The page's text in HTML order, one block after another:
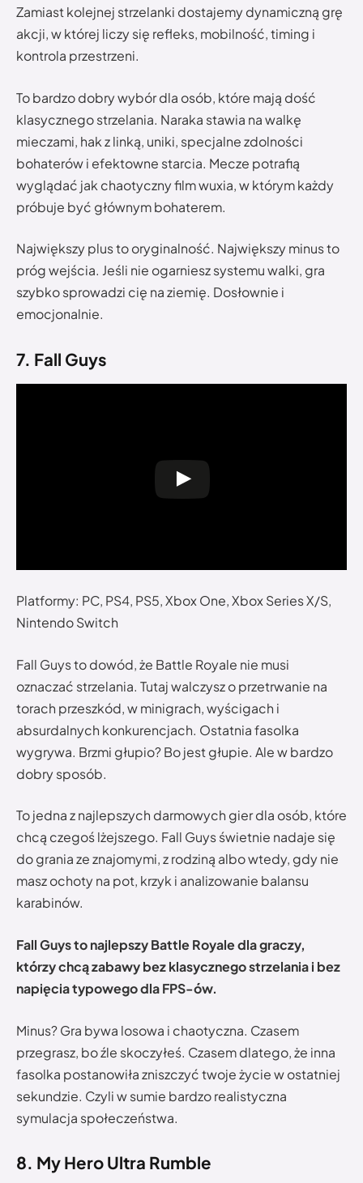
Zamiast kolejnej strzelanki dostajemy dynamiczną grę
akcji, w której liczy się refleks, mobilność, timing i
kontrola przestrzeni.
To bardzo dobry wybór dla osób, które mają dość
klasycznego strzelania. Naraka stawia na walkę
mieczami, hak z linką, uniki, specjalne zdolności
bohaterów i efektowne starcia. Mecze potrafią
wyglądać jak chaotyczny film wuxia, w którym każdy
próbuje być głównym bohaterem.
Największy plus to oryginalność. Największy minus to
próg wejścia. Jeśli nie ogarniesz systemu walki, gra
szybko sprowadzi cię na ziemię. Dosłownie i
emocjonalnie.
7. Fall Guys
Platformy: PC, PS4, PS5, Xbox One, Xbox Series X/S,
Nintendo Switch
Fall Guys to dowód, że Battle Royale nie musi
oznaczać strzelania. Tutaj walczysz o przetrwanie na
torach przeszkód, w minigrach, wyścigach i
absurdalnych konkurencjach. Ostatnia fasolka
wygrywa. Brzmi głupio? Bo jest głupie. Ale w bardzo
dobry sposób.
To jedna z najlepszych darmowych gier dla osób, które
chcą czegoś lżejszego. Fall Guys świetnie nadaje się
do grania ze znajomymi, z rodziną albo wtedy, gdy nie
masz ochoty na pot, krzyk i analizowanie balansu
karabinów.
Fall Guys to najlepszy Battle Royale dla graczy,
którzy chcą zabawy bez klasycznego strzelania i bez
napięcia typowego dla FPS-ów.
Minus? Gra bywa losowa i chaotyczna. Czasem
przegrasz, bo źle skoczyłeś. Czasem dlatego, że inna
fasolka postanowiła zniszczyć twoje życie w ostatniej
sekundzie. Czyli w sumie bardzo realistyczna
symulacja społeczeństwa.
8. My Hero Ultra Rumble